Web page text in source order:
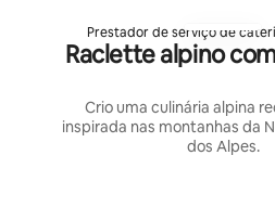
Prestador de serviço de
Raclette alpino
Crio uma culinária alpina
inspirada nas montanhas da
dos Alpes.